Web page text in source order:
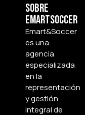
Sobre
Emartsoccer
Emart&Soccer
es una
agencia
especializada
en la
representación
y gestión
integral de